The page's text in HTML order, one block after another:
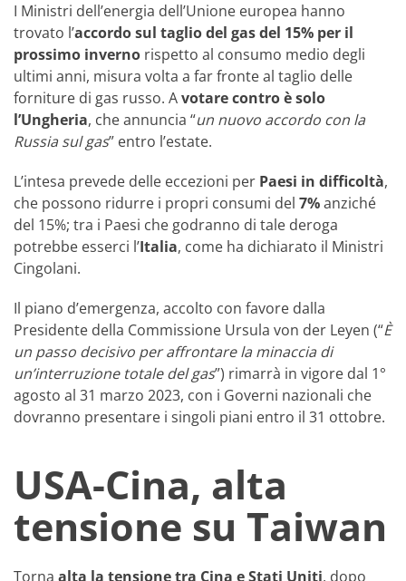
I Ministri dell’energia dell’Unione europea hanno
trovato l’accordo sul taglio del gas del 15% per il
prossimo inverno rispetto al consumo medio degli
ultimi anni, misura volta a far fronte al taglio delle
forniture di gas russo. Avotare contro è solo
l’Ungheria, che annuncia “un nuovo accordo con la
Russia sul gas” entro l’estate.
L’intesa prevede delle eccezioni per Paesi in difficoltà,
che possono ridurre i propri consumi del 7%anziché
del 15%; tra i Paesi che godranno di tale deroga
potrebbe esserci l’Italia, come ha dichiarato il Ministri
Cingolani.
Il piano d’emergenza, accolto con favore dalla
Presidente della Commissione Ursula von der Leyen (“È
un passo decisivo per affrontare la minaccia di
un’interruzione totale del gas”) rimarrà in vigore dal 1°
agosto al 31 marzo 2023, con i Governi nazionali che
dovranno presentare i singoli piani entro il 31 ottobre.
USA-Cina, alta
tensione su Taiwan
Torna alta la tensione tra Cina e Stati Uniti, dopo